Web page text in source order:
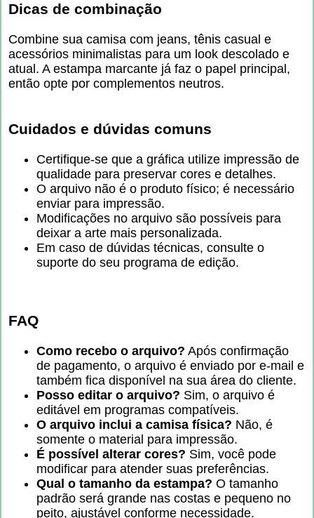
Dicas de combinação
Combine sua camisa com jeans, tênis casual e
acessórios minimalistas para um look descolado e
atual. A estampa marcante já faz o papel principal,
então opte por complementos neutros.
Cuidados e dúvidas comuns
Certifique-se que a gráfica utilize impressão de
qualidade para preservar cores e detalhes.
O arquivo não é o produto físico; é necessário
enviar para impressão.
Modificações no arquivo são possíveis para
deixar a arte mais personalizada.
Em caso de dúvidas técnicas, consulte o
suporte do seu programa de edição.
FAQ
Como recebo o arquivo? Após confirmação
de pagamento, o arquivo é enviado por e-mail e
também fica disponível na sua área do cliente.
Posso editar o arquivo? Sim, o arquivo é
editável em programas compatíveis.
O arquivo inclui a camisa física? Não, é
somente o material para impressão.
É possível alterar cores? Sim, você pode
modificar para atender suas preferências.
Qual o tamanho da estampa? O tamanho
padrão será grande nas costas e pequeno no
peito, ajustável conforme necessidade.